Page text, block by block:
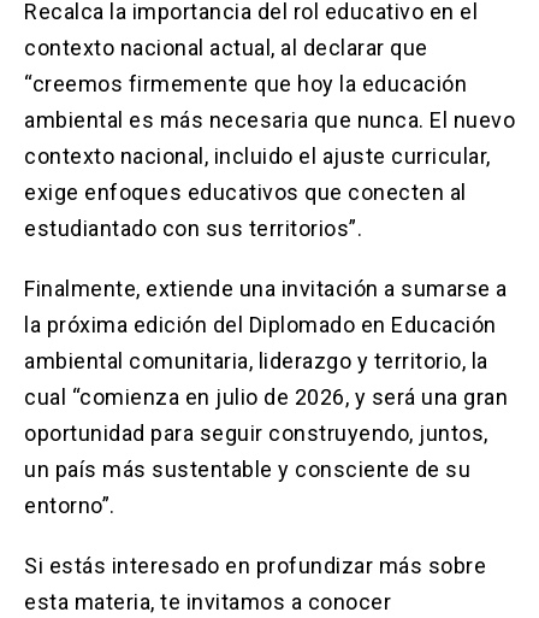
Recalca la importancia del rol educativo en el
contexto nacional actual, al declarar que
“creemos firmemente que hoy la educación
ambiental es más necesaria que nunca. El nuevo
contexto nacional, incluido el ajuste curricular,
exige enfoques educativos que conecten al
estudiantado con sus territorios”.
Finalmente, extiende una invitación a sumarse a
la próxima edición del Diplomado en Educación
ambiental comunitaria, liderazgo y territorio, la
cual “comienza en julio de 2026, y será una gran
oportunidad para seguir construyendo, juntos,
un país más sustentable y consciente de su
entorno”.
Si estás interesado en profundizar más sobre
esta materia, te invitamos a conocer